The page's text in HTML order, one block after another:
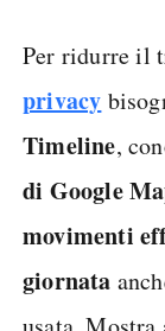
Per ridurre il
privacy
Timeline,
di Google
movimenti
giornata